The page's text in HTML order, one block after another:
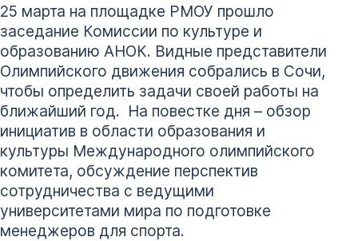
25 марта на площадке РМОУ прошло
заседание Комиссии по культуре и
образованию АНОК. Видные представители
Олимпийского движения собрались в Сочи,
чтобы определить задачи своей работы на
ближайший год. На повестке дня – обзор
инициатив в области образования и
культуры Международного олимпийского
комитета, обсуждение перспектив
сотрудничества с ведущими
университетами мира по подготовке
менеджеров для спорта.